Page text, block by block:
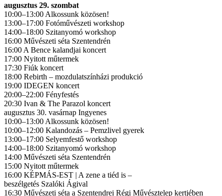
augusztus 29. szombat
10:00–13:00 Alkossunk közösen!
13:00–17:00 Fotóművészeti workshop
14:00–18:00 Szitanyomó workshop
16:00 Művészeti séta Szentendrén
16:00 A Bence kalandjai koncert
17:00 Nyitott műtermek
17:30 Fiúk koncert
18:00 Rebirth – mozdulatszínházi produkció
19:00 IDEGEN koncert
20:00–22:00 Fényfestés
20:30 Ivan & The Parazol koncert
augusztus 30. vasárnap Ingyenes
10:00–13:00 Alkossunk közösen!
10:00–12:00 Kalandozás – Pemzlivel gyerek
13:00–17:00 Selyemfestő workshop
14:00–18:00 Szitanyomó workshop
14:00 Művészeti séta Szentendrén
15:00 Nyitott műtermek
16:00 KÉPMÁS-EST | A zene a tiéd is –
beszélgetés Szalóki Ágival
16:30 Művészeti séta a Szentendrei Régi Művésztelep kertjében